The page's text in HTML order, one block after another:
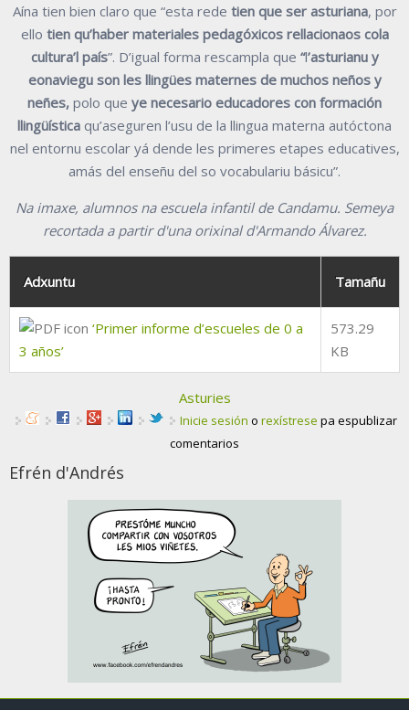
Aína tien bien claro que “esta rede tien que ser asturiana, por
ello tien qu’haber materiales pedagóxicos rellacionaos cola
cultura’l país”. D’igual forma rescampla que “l’asturianu y
eonaviegu son les llingües maternes de muchos neños y
neñes, polo que ye necesario educadores con formación
llingüística qu’aseguren l’usu de la llingua materna autóctona
nel entornu escolar yá dende les primeres etapes educatives,
amás del enseñu del so vocabulariu básicu”.
Na imaxe, alumnos na escuela infantil de Candamu. Semeya
recortada a partir d'una orixinal d'Armando Álvarez.
Adxuntu Tamañu
‘Primer informe d’escueles de 0 a
3 años’
573.29
KB
Asturies
Inicie sesión o rexístrese pa espublizar
comentarios
Efrén d'Andrés